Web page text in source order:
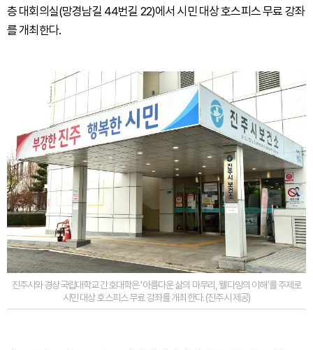
층 대회의실(망경남길 44번길 22)에서 시민 대상 호스피스 무료 강좌
를 개최한다.
진주시와 경상국립대학교 간호대학은 ‘아름다운 삶의 마무리, 웰다잉의 이해’를 주제로
시민 대상 호스피스 무료 강좌를 개최한다. (진주시 제공)